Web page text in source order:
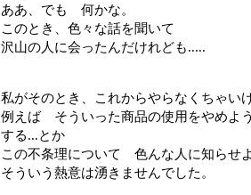
ああ、でも 何かな。
このとき、色々な話を聞いて
沢山の人に会ったんだけれども.....
私がそのとき、これからやらなくちゃい
例えば そういった商品の使用をやめよ
する...とか
この不条理について 色んな人に知らせ
そういう熱意は湧きませんでした。